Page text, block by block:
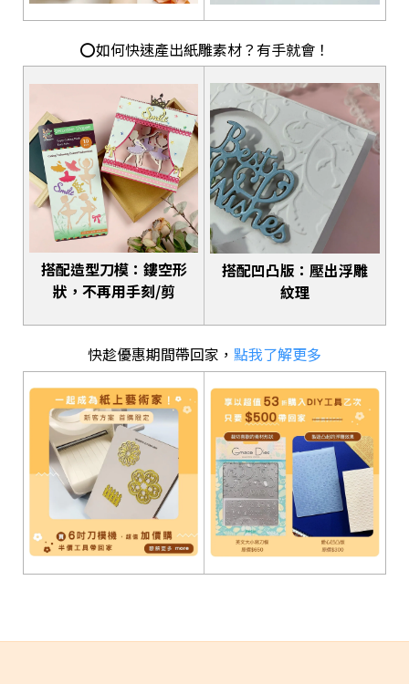
搭配造型刀模：鏤空形
狀，不再用手刻/剪
搭配凹凸版：壓出浮雕
紋理
⭕如何快速產出紙雕素材？有手就會！
快趁優惠期間帶回家， 點我了解更多